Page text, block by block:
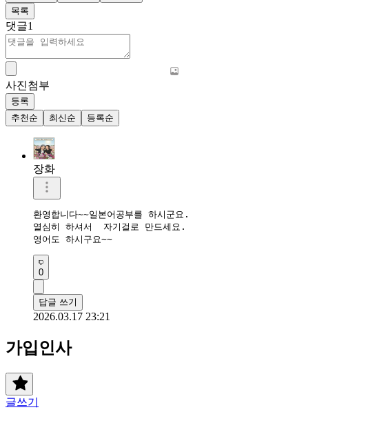
목록
댓글1
사진첨부
등록
추천순
최신순 등록순
장화
환영합니다~~일본어공부를 하시군요.
열심히 하셔서  자기걸로 만드세요.
영어도 하시구요~~
0
답글 쓰기
2026.03.17 23:21
가입인사
글쓰기